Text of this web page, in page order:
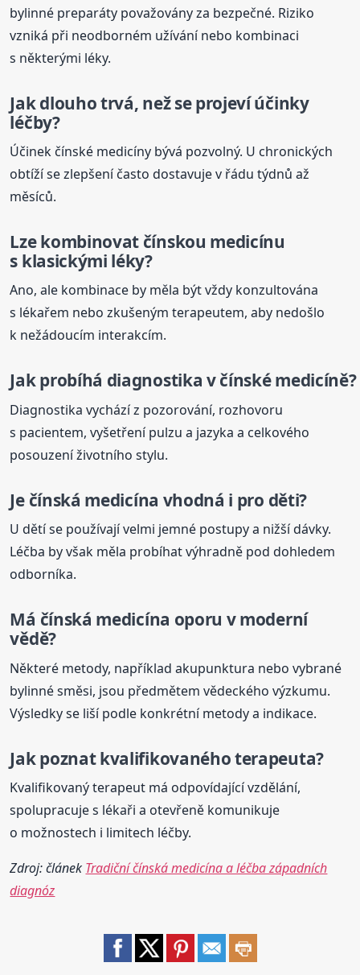
bylinné preparáty považovány za bezpečné. Riziko
vzniká při neodborném užívání nebo kombinaci
s některými léky.
Jak dlouho trvá, než se projeví účinky
léčby?
Účinek čínské medicíny bývá pozvolný. U chronických
obtíží se zlepšení často dostavuje v řádu týdnů až
měsíců.
Lze kombinovat čínskou medicínu
s klasickými léky?
Ano, ale kombinace by měla být vždy konzultována
s lékařem nebo zkušeným terapeutem, aby nedošlo
k nežádoucím interakcím.
Jak probíhá diagnostika v čínské medicíně?
Diagnostika vychází z pozorování, rozhovoru
s pacientem, vyšetření pulzu a jazyka a celkového
posouzení životního stylu.
Je čínská medicína vhodná i pro děti?
U dětí se používají velmi jemné postupy a nižší dávky.
Léčba by však měla probíhat výhradně pod dohledem
odborníka.
Má čínská medicína oporu v moderní
vědě?
Některé metody, například akupunktura nebo vybrané
bylinné směsi, jsou předmětem vědeckého výzkumu.
Výsledky se liší podle konkrétní metody a indikace.
Jak poznat kvalifikovaného terapeuta?
Kvalifikovaný terapeut má odpovídající vzdělání,
spolupracuje s lékaři a otevřeně komunikuje
o možnostech i limitech léčby.
Zdroj: článek Tradiční čínská medicína a léčba západních
diagnóz